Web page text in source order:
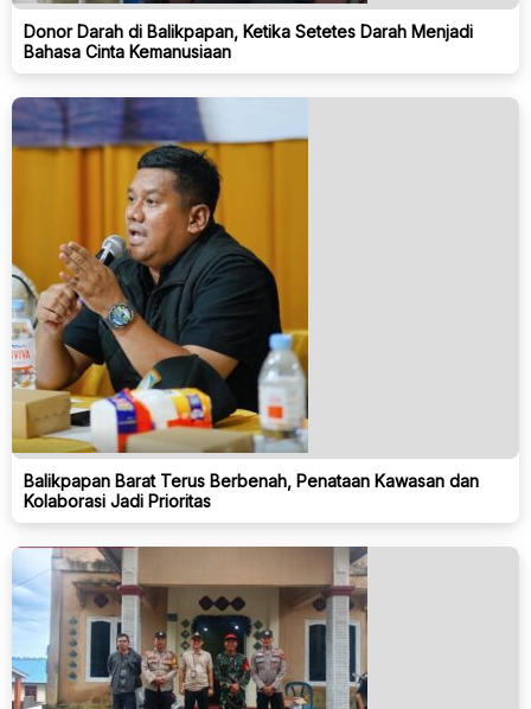
Donor Darah di Balikpapan, Ketika Setetes Darah Menjadi
Bahasa Cinta Kemanusiaan
Balikpapan Barat Terus Berbenah, Penataan Kawasan dan
Kolaborasi Jadi Prioritas